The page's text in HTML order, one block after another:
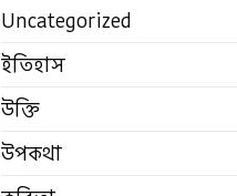
Uncategorized
ইতিহাস
উক্তি
উপকথা